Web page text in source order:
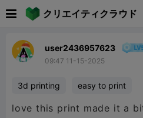
クリエイティクラウド
user2436957623
09:47 11-15-2025
3d printing easy to print
love this print made it a